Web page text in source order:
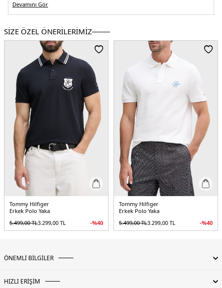
Kalıp Bilgisi :Regular Fit
3DE1MW0MW39552DW5.12
Devamını Gör
SİZE ÖZEL ÖNERİLERİMİZ
Tommy Hilfiger
Erkek Polo Yaka
5.499,00TL3.299,00 TL -%40
Tommy Hilfiger
Erkek Polo Yaka
5.499,00TL3.299,00 TL -%40
ÖNEMLİ BİLGİLER
HIZLI ERİŞİM